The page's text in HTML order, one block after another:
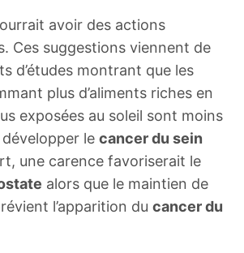
avoir des actions
Ces suggestions viennent de
d’études montrant que les
plus d’aliments riches en
exposées au soleil sont moins
le cancer du sein
une carence favoriserait le
alors que le maintien de
l’apparition du cancer du